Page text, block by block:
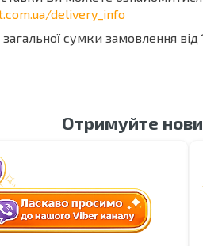
delivery_info
сумки замовлення від
Отримуйте